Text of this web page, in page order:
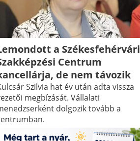
a Székesfehérvári
Centrum
de nem távozik
Szilvia hat év után adta vissza
megbízását. Vállalati
dolgozik tovább a